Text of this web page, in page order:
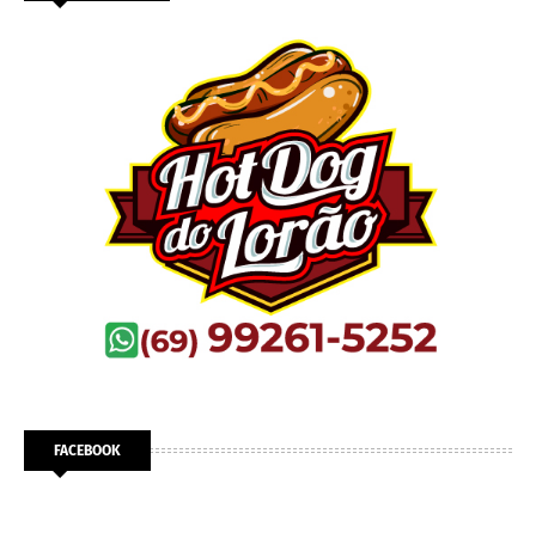
FACEBOOK